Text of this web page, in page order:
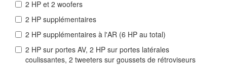
2 HP et 2 woofers
2 HP supplémentaires
2 HP supplémentaires à l'AR (6 HP au total)
2 HP sur portes AV, 2 HP sur portes latérales
coulissantes, 2 tweeters sur goussets de rétroviseurs